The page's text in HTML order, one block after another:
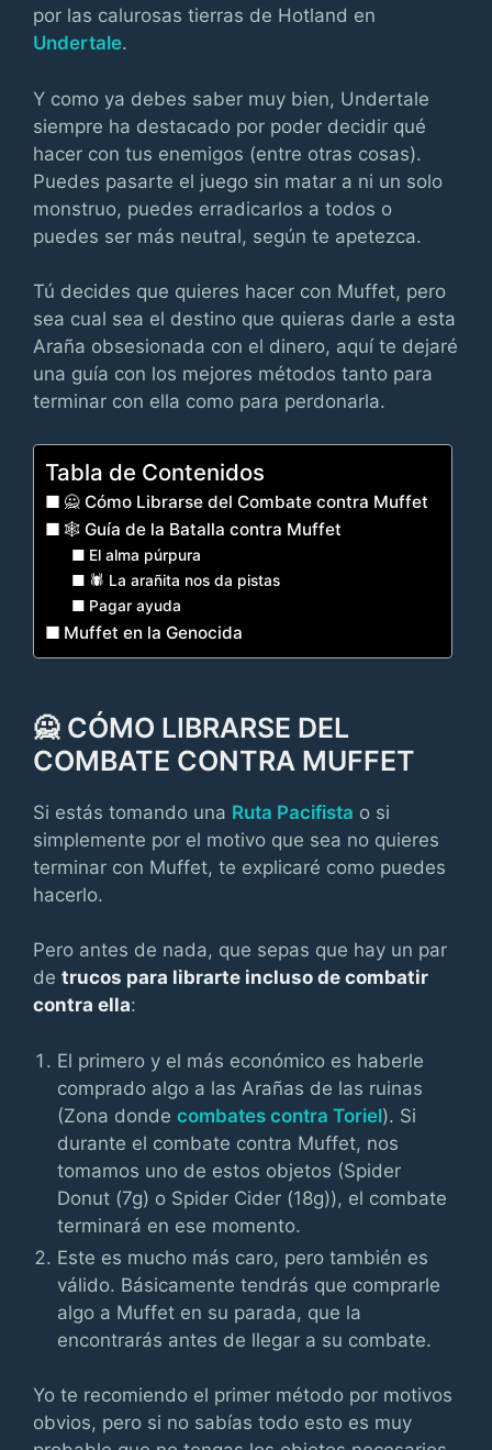
por las calurosas tierras de Hotland en
Undertale.
Y como ya debes saber muy bien, Undertale
siempre ha destacado por poder decidir qué
hacer con tus enemigos (entre otras cosas).
Puedes pasarte el juego sin matar a ni un solo
monstruo, puedes erradicarlos a todos o
puedes ser más neutral, según te apetezca.
Tú decides que quieres hacer con Muffet, pero
sea cual sea el destino que quieras darle a esta
Araña obsesionada con el dinero, aquí te dejaré
una guía con los mejores métodos tanto para
terminar con ella como para perdonarla.
Tabla de Contenidos
🙅 Cómo Librarse del Combate contra Muffet
🕸 Guía de la Batalla contra Muffet
El alma púrpura
🕷 La arañita nos da pistas
Pagar ayuda
Muffet en la Genocida
🙅 CÓMO LIBRARSE DEL
COMBATE CONTRA MUFFET
Si estás tomando una Ruta Pacifista o si
simplemente por el motivo que sea no quieres
terminar con Muffet, te explicaré como puedes
hacerlo.
Pero antes de nada, que sepas que hay un par
de trucos para librarte incluso de combatir
contra ella:
El primero y el más económico es haberle
comprado algo a las Arañas de las ruinas
(Zona dondecombates contra Toriel). Si
durante el combate contra Muffet, nos
tomamos uno de estos objetos (Spider
Donut (7g) o Spider Cider (18g)), el combate
terminará en ese momento.
Este es mucho más caro, pero también es
válido. Básicamente tendrás que comprarle
algo a Muffet en su parada, que la
encontrarás antes de llegar a su combate.
Yo te recomiendo el primer método por motivos
obvios, pero si no sabías todo esto es muy